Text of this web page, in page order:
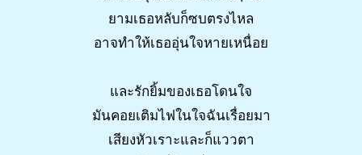
ยามเธอหลับก็ซบตรงไหล
อาจทำให้เธออุ่นใจหายเหนื่อย
และรักยิ้มของเธอโดนใจ
มันคอยเติมไฟในใจฉันเรื่อยมา
เสียงหัวเราะและก็แววตา